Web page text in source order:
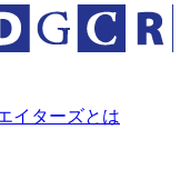
イターズとは